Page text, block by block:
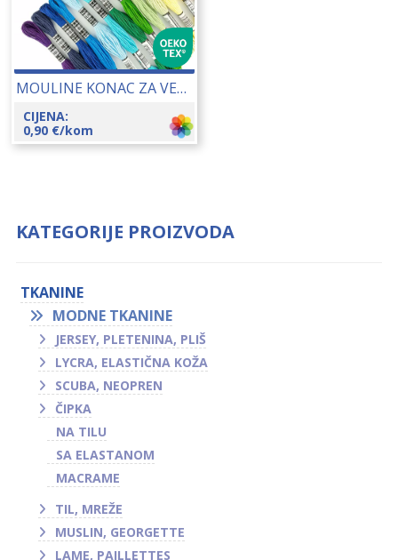
MOULINE KONAC ZA VEZENJE 25148
CIJENA:
0,90 €/kom
KATEGORIJE PROIZVODA
TKANINE
MODNE TKANINE
JERSEY, PLETENINA, PLIŠ
LYCRA, ELASTIČNA KOŽA
SCUBA, NEOPREN
ČIPKA
NA TILU
SA ELASTANOM
MACRAME
TIL, MREŽE
MUSLIN, GEORGETTE
LAME, PAILLETTES